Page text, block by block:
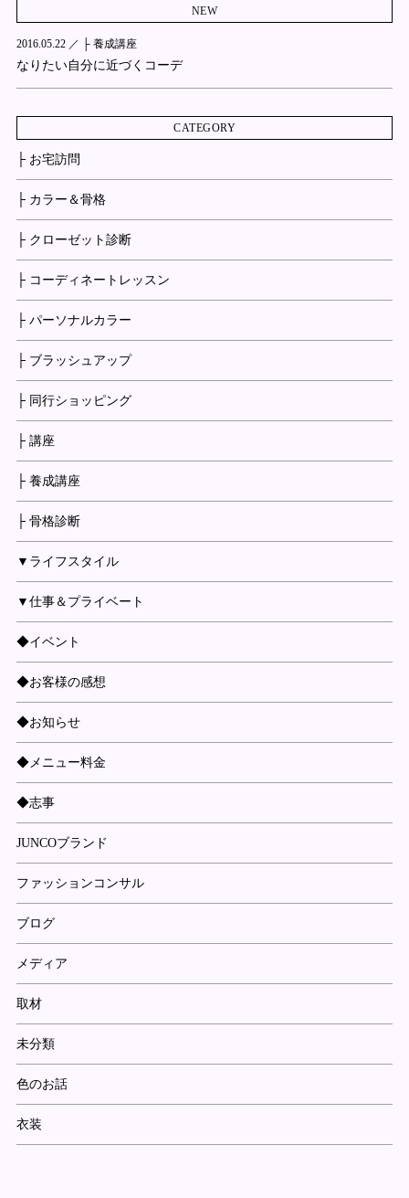
NEW
2016.05.22 ／ ├ 養成講座
なりたい自分に近づくコーデ
CATEGORY
├ お宅訪問
├ カラー＆骨格
├ クローゼット診断
├ コーディネートレッスン
├ パーソナルカラー
├ ブラッシュアップ
├ 同行ショッピング
├ 講座
├ 養成講座
├ 骨格診断
▼ライフスタイル
▼仕事＆プライベート
◆イベント
◆お客様の感想
◆お知らせ
◆メニュー料金
◆志事
JUNCOブランド
ファッションコンサル
ブログ
メディア
取材
未分類
色のお話
衣装